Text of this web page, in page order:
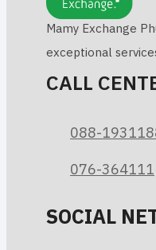
Mamy Exchange
exceptional
CALL
088-
076-364111
SOCIAL